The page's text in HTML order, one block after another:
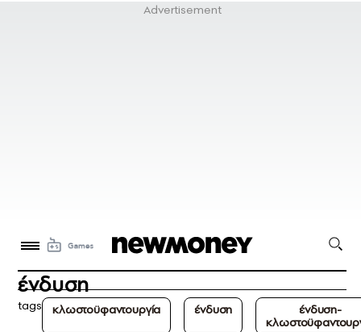
ένδυση
tags κλωστοϋφαντουργία ένδυση
ένδυση-